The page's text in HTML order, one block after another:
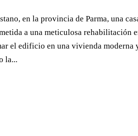
en la provincia de Parma, una
a una meticulosa rehabilitación
el edificio en una vivienda moderna
la...